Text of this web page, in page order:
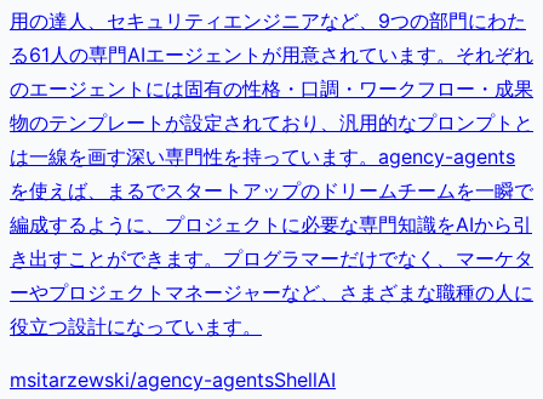
用の達人、セキュリティエンジニアなど、9つの部門にわた
る61人の専門AIエージェントが用意されています。それぞれ
のエージェントには固有の性格・口調・ワークフロー・成果
物のテンプレートが設定されており、汎用的なプロンプトと
は一線を画す深い専門性を持っています。agency-agents
を使えば、まるでスタートアップのドリームチームを一瞬で
編成するように、プロジェクトに必要な専門知識をAIから引
き出すことができます。プログラマーだけでなく、マーケタ
ーやプロジェクトマネージャーなど、さまざまな職種の人に
役立つ設計になっています。
msitarzewski/agency-agentsShellAI